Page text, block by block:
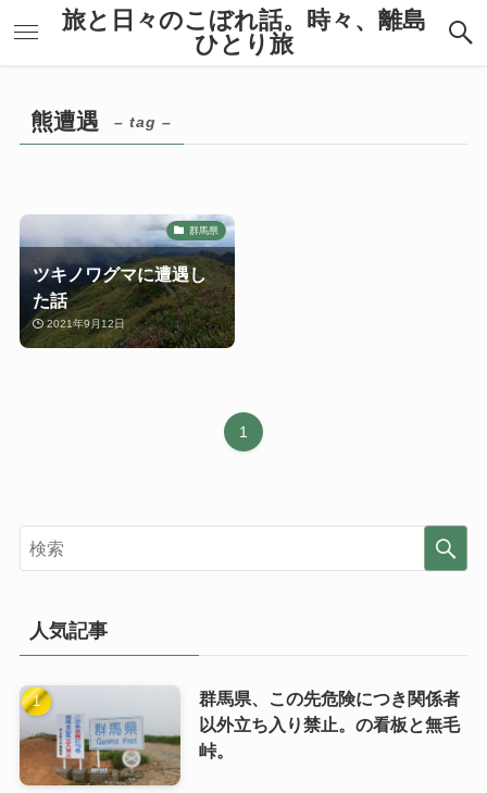
旅と日々のこぼれ話。時々、離島
ひとり旅
熊遭遇 – tag –
群馬県
ツキノワグマに遭遇し
た話
2021年9月12日
1
人気記事
群馬県、この先危険につき関係者
以外立ち入り禁止。の看板と無毛
峠。